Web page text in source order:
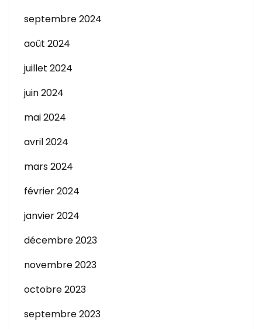
septembre 2024
août 2024
juillet 2024
juin 2024
mai 2024
avril 2024
mars 2024
février 2024
janvier 2024
décembre 2023
novembre 2023
octobre 2023
septembre 2023